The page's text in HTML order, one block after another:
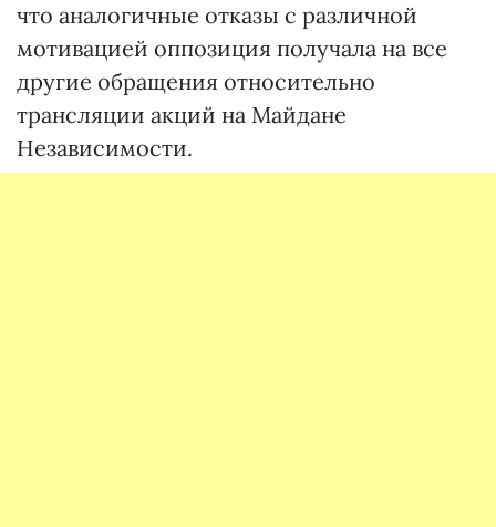
что аналогичные отказы с различной
мотивацией оппозиция получала на все
другие обращения относительно
трансляции акций на Майдане
Независимости.